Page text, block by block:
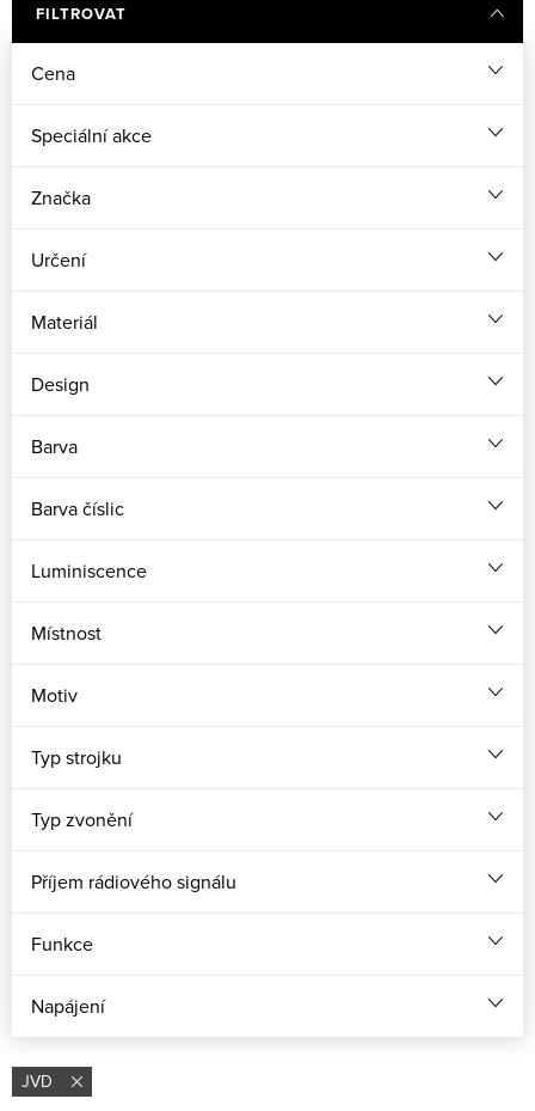
FILTROVAT
Cena
Speciální akce
Značka
Určení
Materiál
Design
Barva
Barva číslic
Luminiscence
Místnost
Motiv
Typ strojku
Typ zvonění
Příjem rádiového signálu
Funkce
Napájení
JVD